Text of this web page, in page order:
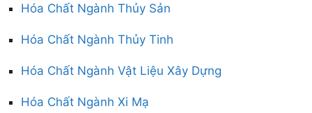
Hóa Chất Ngành Thủy Sản
Hóa Chất Ngành Thủy Tinh
Hóa Chất Ngành Vật Liệu Xây Dựng
Hóa Chất Ngành Xi Mạ